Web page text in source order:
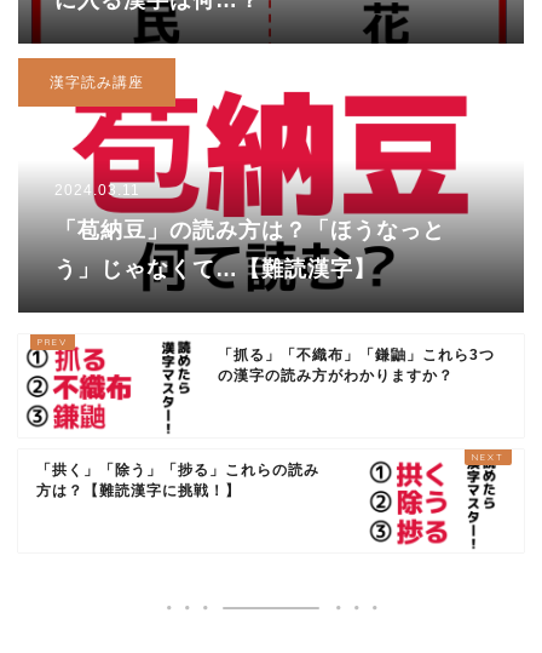
漢字読み講座
2024.03.11
「苞納豆」の読み方は？「ほうなっと
う」じゃなくて…【難読漢字】
「抓る」「不織布」「鎌鼬」これら3つ
の漢字の読み方がわかりますか？
「拱く」「除う」「捗る」これらの読み
方は？【難読漢字に挑戦！】